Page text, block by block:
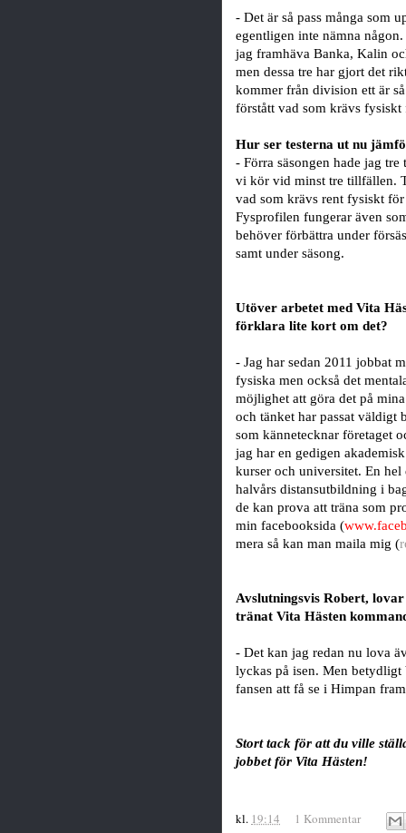
- Det är så pass många som
egentligen inte nämna
jag framhäva Banka, Kalin
men dessa tre har gjort det
kommer från division ett är
förstått vad som krävs
Hur ser testerna ut nu
- Förra säsongen hade jag
vi kör vid minst tre tillfällen.
vad som krävs rent fysiskt
Fysprofilen fungerar även
behöver förbättra under
samt under säsong.
Utöver arbetet med Vita
förklara lite kort om det?
- Jag har sedan 2011 jobbat
fysiska men också det
möjlighet att göra det på
och tänket har passat väldigt
som kännetecknar företaget
jag har en gedigen
kurser och universitet. En hel
halvårs distansutbildning i
de kan prova att träna som
min facebooksida (
mera så kan man maila mig (
Avslutningsvis Robert,
tränat Vita Hästen
- Det kan jag redan nu lova
lyckas på isen. Men betydligt
fansen att få se i Himpan
Stort tack för att du ville
jobbet för Vita Hästen!
kl. 19:14 1 Kommentar